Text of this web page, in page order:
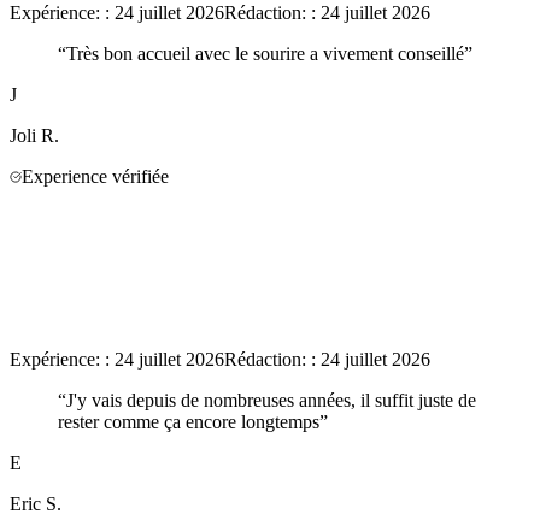
Expérience: : 24 juillet 2026Rédaction: : 24 juillet 2026
“Très bon accueil avec le sourire a vivement conseillé”
J
Joli R.
Experience vérifiée
Expérience: : 24 juillet 2026Rédaction: : 24 juillet 2026
“J'y vais depuis de nombreuses années, il suffit juste de
rester comme ça encore longtemps”
E
Eric S.